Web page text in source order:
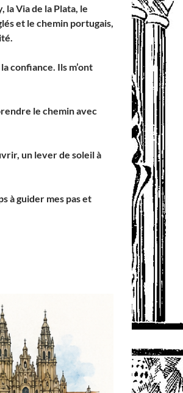
la Via de la Plata, le
et le chemin portugais,
confiance. Ils m’ont
le chemin avec
un lever de soleil à
à guider mes pas et